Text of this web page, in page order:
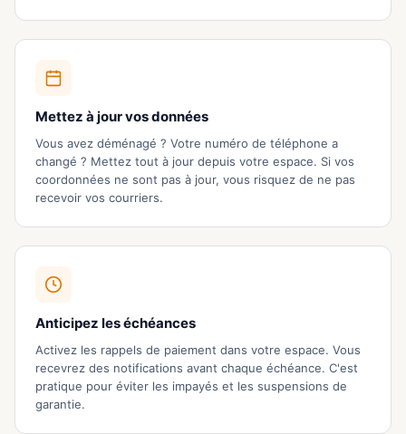
Mettez à jour vos données
Vous avez déménagé ? Votre numéro de téléphone a
changé ? Mettez tout à jour depuis votre espace. Si vos
coordonnées ne sont pas à jour, vous risquez de ne pas
recevoir vos courriers.
Anticipez les échéances
Activez les rappels de paiement dans votre espace. Vous
recevrez des notifications avant chaque échéance. C'est
pratique pour éviter les impayés et les suspensions de
garantie.